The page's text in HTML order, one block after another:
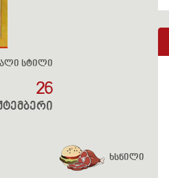
სტილი
26
ხსნილი